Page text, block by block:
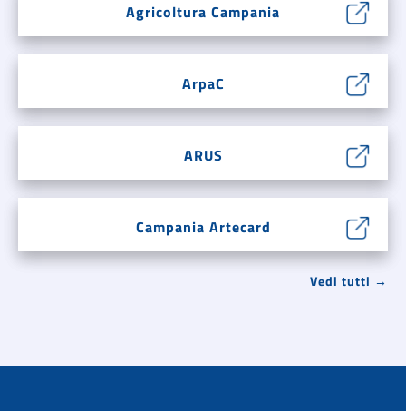
Agricoltura Campania
ArpaC
ARUS
Campania Artecard
Vedi tutti →